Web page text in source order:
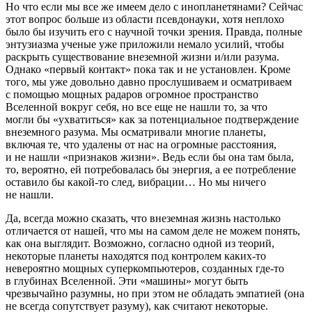
Но что если мы все же имеем дело с инопланетянами? Сейчас
этот вопрос больше из области псевдонауки, хотя неплохо
было бы изучить его с научной точки зрения. Правда, полные
энтузиазма ученые уже приложили немало усилий, чтобы
раскрыть существование внеземной жизни и/или разума.
Однако «первый контакт» пока так и не установлен. Кроме
того, мы уже довольно давно прослушиваем и осматриваем
с помощью мощных радаров огромное пространство
Вселенной вокруг себя, но все еще не нашли то, за что
могли бы «ухватиться» как за потенциальное подтверждение
внеземного разума. Мы осматривали многие планеты,
включая те, что удалены от нас на огромные расстояния,
и не нашли «признаков жизни». Ведь если бы она там была,
то, вероятно, ей потребовалась бы энергия, а ее потребление
оставило бы какой-то след, вибрации… Но мы ничего
не нашли.
Да, всегда можно сказать, что внеземная жизнь настолько
отличается от нашей, что мы на самом деле не можем понять,
как она выглядит. Возможно, согласно одной из теорий,
некоторые планеты находятся под контролем каких-то
невероятно мощных суперкомпьютеров, созданных где-то
в глубинах Вселенной. Эти «машины» могут быть
чрезвычайно разумны, но при этом не обладать эмпатией (она
не всегда сопутствует разуму), как считают некоторые.